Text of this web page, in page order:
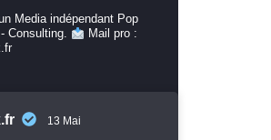
Media indépendant Pop
Consulting.
Mail pro :
13 Mai